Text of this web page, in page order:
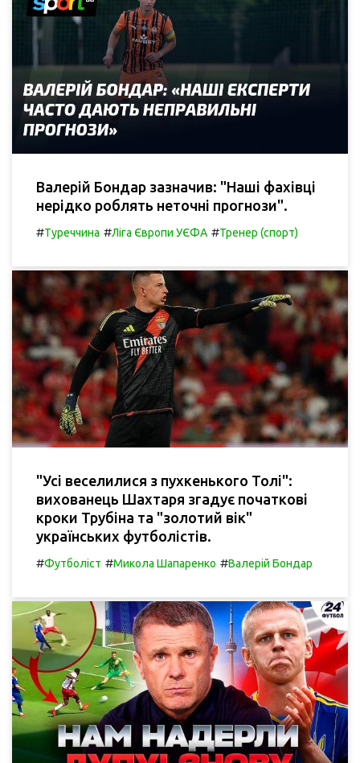
Валерій Бондар зазначив: "Наші фахівці
нерідко роблять неточні прогнози".
#Туреччина #Ліга Європи УЄФА #Тренер (спорт)
"Усі веселилися з пухкенького Толі":
вихованець Шахтаря згадує початкові
кроки Трубіна та "золотий вік"
українських футболістів.
#Футболіст #Микола Шапаренко #Валерій Бондар